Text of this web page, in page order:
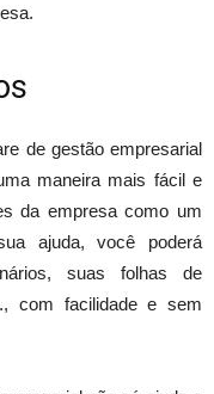
de gestão empresarial
maneira mais fácil e
da empresa como um
ajuda, você poderá
suas folhas de
com facilidade e sem